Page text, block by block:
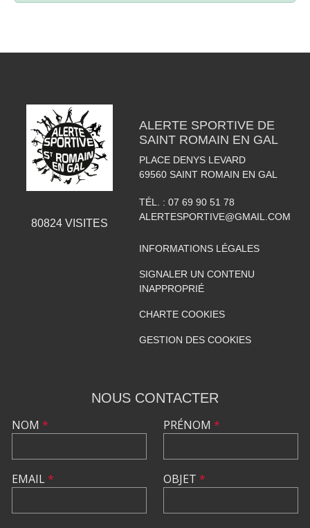
80824VISITES
ALERTE SPORTIVE DE
SAINT ROMAIN EN GAL
PLACE DENYS LEVARD
69560 SAINT ROMAIN EN GAL
TÉL. : 07 69 90 51 78
ALERTESPORTIVE@GMAIL.COM
INFORMATIONS LÉGALES
SIGNALER UN CONTENU
INAPPROPRIÉ
CHARTE COOKIES
GESTION DES COOKIES
NOUS CONTACTER
NOM *
EMAIL*
PRÉNOM *
OBJET *